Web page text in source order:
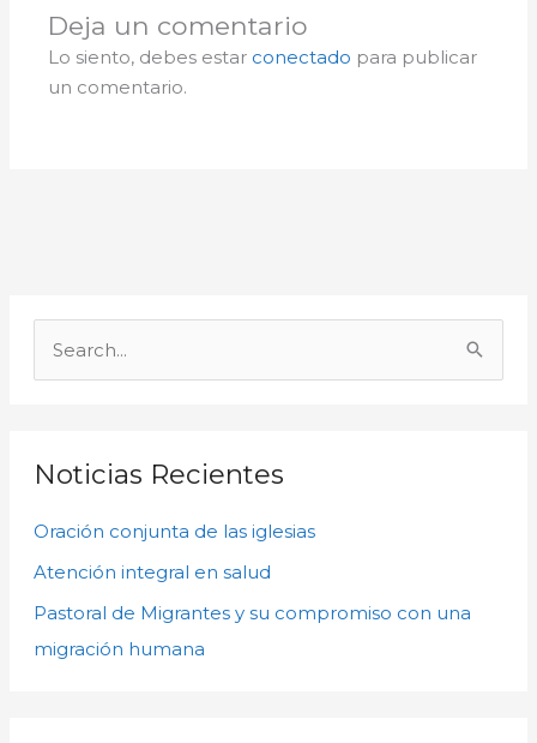
Deja un comentario
Lo siento, debes estar conectado para publicar
un comentario.
c
r
p
o
r
Noticias Recientes
Oración conjunta de las iglesias
Atención integral en salud
Pastoral de Migrantes y su compromiso con una
migración humana
c
v
o
s